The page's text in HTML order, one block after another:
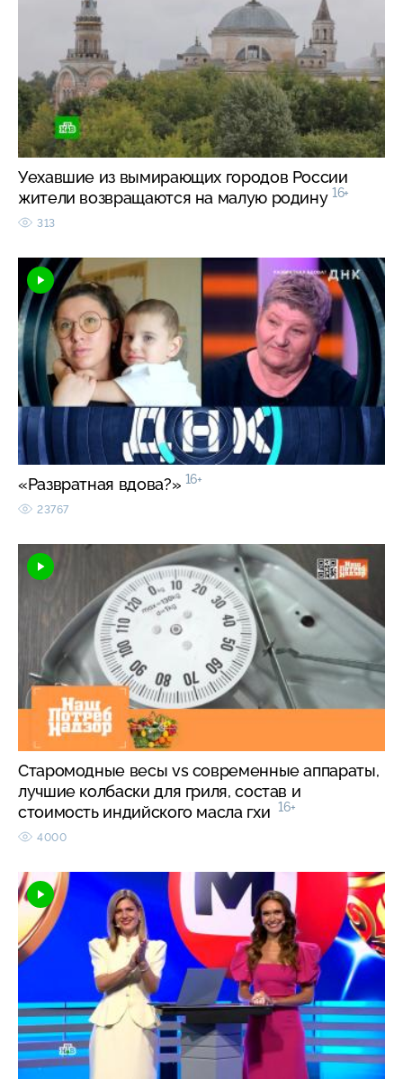
Уехавшие из вымирающих городов России
жители возвращаются на малую родину 16+
313
«Развратная вдова?» 16+
23767
Старомодные весы vs современные аппараты,
лучшие колбаски для гриля, состав и
стоимость индийского масла гхи 16+
4000